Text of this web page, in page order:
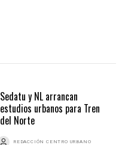
Sedatu y NL arrancan
estudios urbanos para Tren
del Norte
REDACCIÓN CENTRO URBANO